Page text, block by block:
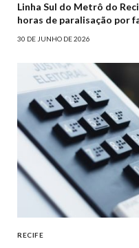
Linha Sul do Metrô do
horas de paralisação por
30 DE JUNHO DE 2026
RECIFE